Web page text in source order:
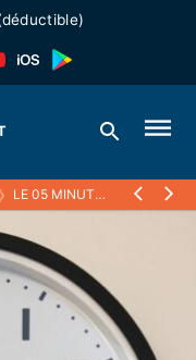
LE 05 MINUTES 01